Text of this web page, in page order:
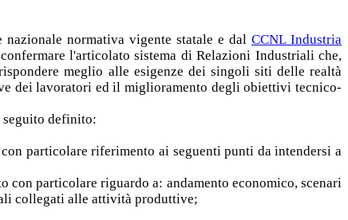
normativa vigente statale e dal CCNL Industria
l'articolato sistema di Relazioni Industriali che,
meglio alle esigenze dei singoli siti delle realtà
dei lavoratori ed il miglioramento degli obiettivi tecnico-
seguito definito:
particolare riferimento ai seguenti punti da intendersi a
particolare riguardo a: andamento economico, scenari
collegati alle attività produttive;